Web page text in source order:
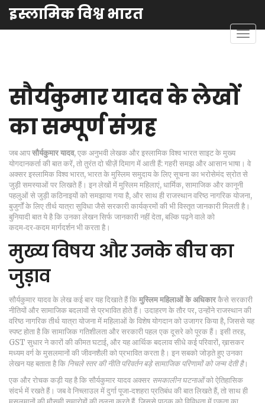
टॉगल
से
इस्लामिक विश्व भारत
सौर्यकुमार यादव के लेखों
का सम्पूर्ण संग्रह
जब आपसौर्यकुमार यादव,एक अनुभवी लेखक और इस्लामिक विश्व भारत साइट के मुख्य
योगदानकर्ताकी बात करें, तो तुरंत दो चीज़ें दिमाग में आती हैं: गहरी समझ और आसान भाषा। वे
अक्सरइस्लामिक विश्व भारत,भारत के मुस्लिम समुदाय के लिए सूचना का भरोसेमंद स्रोतसे
जुड़ी समस्याओं पर लिखते हैं। इन लेखों मेंमुस्लिम महिलाएं,धार्मिक, सामाजिक और कानूनी
पहलुओं से जुड़ी कठिनाइयोंको समझाया गया है, और साथ हीराजस्थान वरिष्ठ नागरिक योजना,
बुजुर्गों के लिए तीर्थ यात्रा सुविधाजैसे सरकारी कार्यक्रमों की भी विस्तृत जानकारी मिलती है।
बुनियादी बात ये है कि उनका लेखन सिर्फ जानकारी नहीं देता, बल्कि पढ़ने वाले को
कदम‑दर‑कदम मार्गदर्शन भी करता है।
मुख्य विषय और उनके बीच का
जुड़ाव
सौर्यकुमार यादव के लेख कई बार यह दिखाते हैं किमुस्लिम महिलाओं के अधिकारकैसे सरकारी
नीतियों और सामाजिक बदलावों से प्रभावित होते हैं। उदाहरण के तौर पर, उन्होंने राजस्थान की
वरिष्ठ नागरिक तीर्थ यात्रा योजना में महिलाओं के विशेष योगदान को उजागर किया है, जिससे यह
स्पष्ट होता है कि सामाजिक गतिशीलता और सरकारी पहल एक दूसरे को पूरक हैं। इसी तरह,
GST सुधार ने कारों की कीमत घटाई, और यह आर्थिक बदलाव सीधे कई परिवारों, ख़ासकर
मध्यम वर्ग के मुसलमानों की जीवनशैली को प्रभावित करता है। इन सबको जोड़ते हुए उनका
लेखन यह बताता है कि निचले स्तर की नीति परिवर्तन बड़े सामाजिक परिणामों को जन्म देती है।
एक और रोचक कड़ी यह है कि सौर्यकुमार यादव अक्सर समकालीन घटनाओंको ऐतिहासिक
संदर्भ में रखते हैं। जब वे निच्लाउल में दुर्गा पूजा‑दशहरा प्रतिबंध की बात लिखते हैं, तो साथ ही